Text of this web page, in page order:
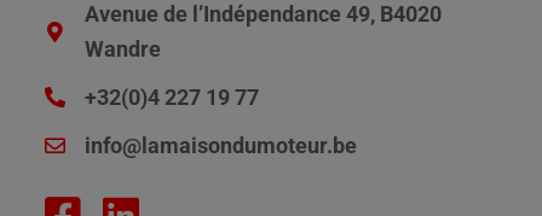
Avenue de l’Indépendance 49, B4020
Wandre
+32(0)4 227 19 77
info@lamaisondumoteur.be